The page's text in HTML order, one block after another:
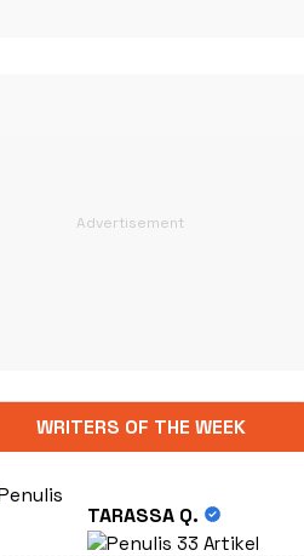
WRITERS OF THE WEEK
TARASSA Q.
33 Artikel